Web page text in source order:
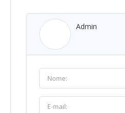
Admin